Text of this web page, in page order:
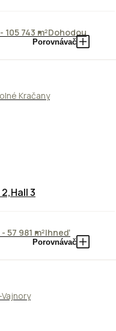
743 m²Dohodou
Porovnávač
Kračany
2,Hall 3
981 m²Ihneď
Porovnávač